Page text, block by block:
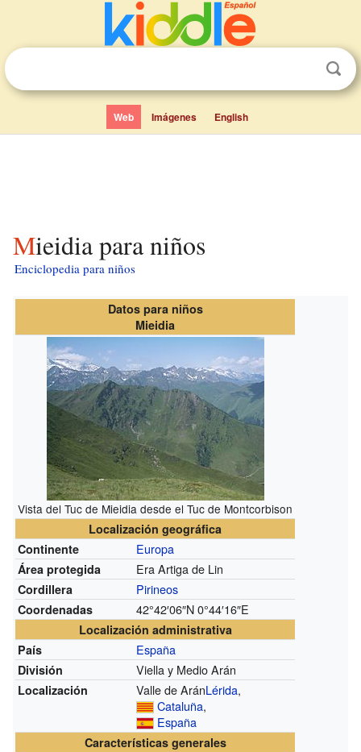
Web Imágenes English
Mieidia para niños
Enciclopedia para niños
Datos para niños
Mieidia
Vista del Tuc de Mieidia desde el Tuc de Montcorbison
Localización geográfica
Continente
Europa
Área protegida Era Artiga de Lin
Cordillera Pirineos
Coordenadas 42°42′06″N0°44′16″E
Localización administrativa
País
España
División Viella y Medio Arán
Localización Valle de AránLérida,
Cataluña,
España
Características generales